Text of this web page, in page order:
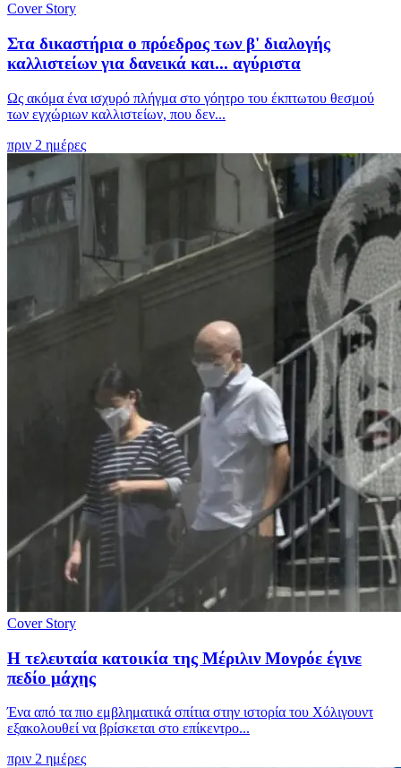
Cover Story
Στα δικαστήρια ο πρόεδρος των β' διαλογής
καλλιστείων για δανεικά και... αγύριστα
Ως ακόμα ένα ισχυρό πλήγμα στο γόητρο του έκπτωτου θεσμού
των εγχώριων καλλιστείων, που δεν...
πριν 2 ημέρες
Cover Story
Η τελευταία κατοικία της Μέριλιν Μονρόε έγινε
πεδίο μάχης
Ένα από τα πιο εμβληματικά σπίτια στην ιστορία του Χόλιγουντ
εξακολουθεί να βρίσκεται στο επίκεντρο...
πριν 2 ημέρες